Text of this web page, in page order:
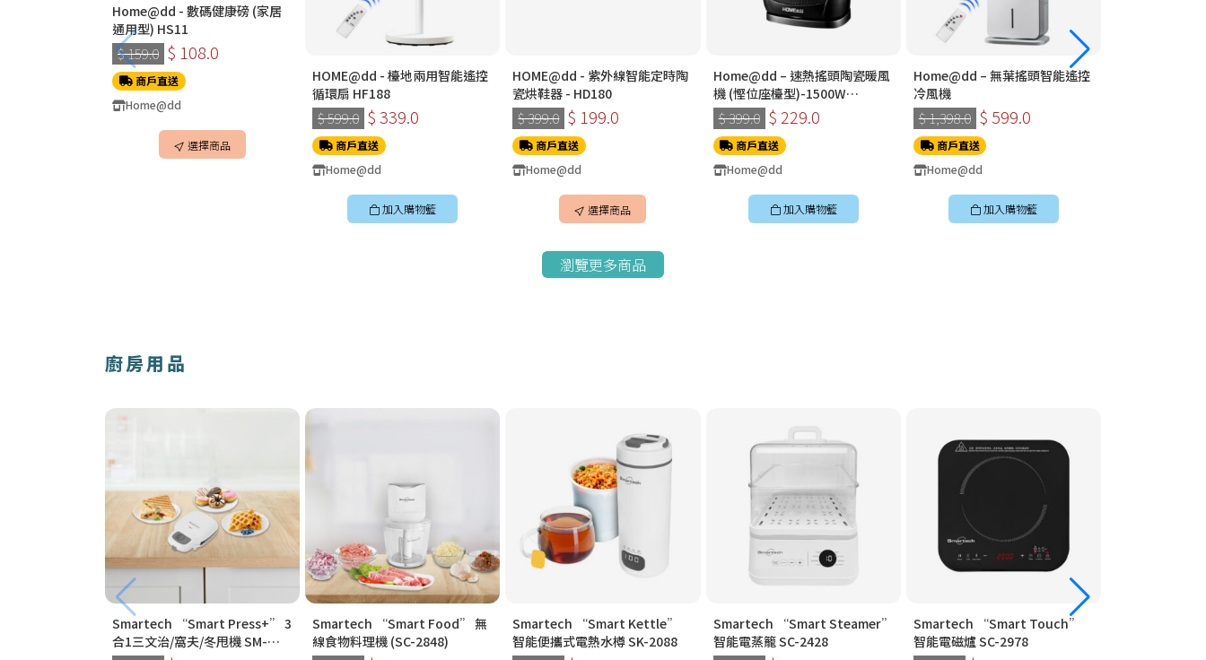
Home@dd - 數碼健康磅 (家居
通用型) HS11
$ 159.0 $ 108.0
商戶直送
Home@dd
選擇商品
HOME@dd - 檯地兩用智能遙控
循環扇 HF188
$ 599.0 $ 339.0
商戶直送
Home@dd
加入購物籃
HOME@dd - 紫外線智能定時陶
瓷烘鞋器 - HD180
$ 399.0 $ 199.0
商戶直送
Home@dd
選擇商品
Home@dd – 速熱搖頭陶瓷暖風
機 (慳位座檯型)-1500W
HH1500
$ 399.0 $ 229.0
商戶直送
Home@dd
加入購物籃
Home@dd – 無葉搖頭智能遙控
冷風機
$ 1,398.0 $ 599.0
商戶直送
Home@dd
加入購物籃
瀏覽更多商品
廚房用品
Smartech “Smart Press+” 3
合1三文治/窩夫/冬甩機 SM-
Smartech “Smart Food” 無
線食物料理機 (SC-2848)
Smartech “Smart Kettle”
智能便攜式電熱水樽 SK-2088
Smartech “Smart Steamer”
智能電蒸籠 SC-2428
Smartech “Smart Touch”
智能電磁爐 SC-2978